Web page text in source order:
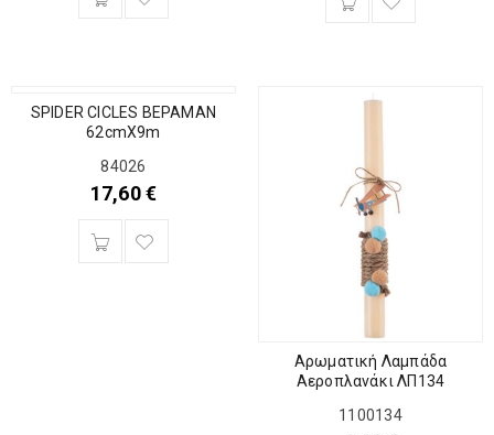
SPIDER CICLES ΒΕΡΑΜΑΝ
62cmX9m
84026
17,60€
Αρωματική Λαμπάδα
Αεροπλανάκι ΛΠ134
1100134